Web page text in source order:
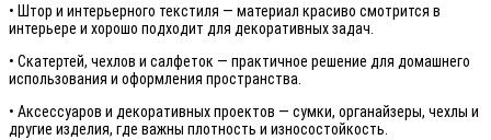
• Штор и интерьерного текстиля — материал красиво смотрится в
интерьере и хорошо подходит для декоративных задач.
• Скатертей, чехлов и салфеток — практичное решение для домашнего
использования и оформления пространства.
• Аксессуаров и декоративных проектов — сумки, органайзеры, чехлы и
другие изделия, где важны плотность и износостойкость.